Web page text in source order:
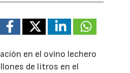
en el ovino lechero
de litros en el